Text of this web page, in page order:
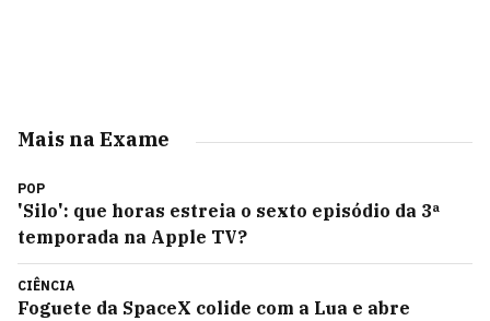
Mais na Exame
POP
'Silo': que horas estreia o sexto episódio da 3ª
temporada na Apple TV?
CIÊNCIA
Foguete da SpaceX colide com a Lua e abre